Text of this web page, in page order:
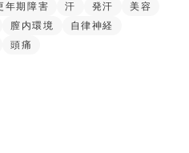
年期障害 汗 発汗
美容
膣内環境
自律神経
頭痛